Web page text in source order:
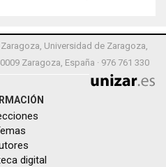
Universidad de Zaragoza,
Zaragoza, España · 976 761 330
digital